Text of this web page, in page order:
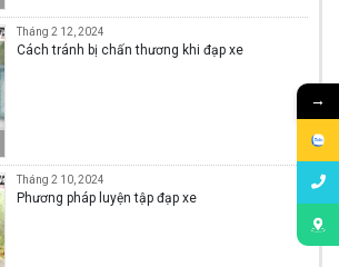
Tháng 2 12, 2024
Cách tránh bị chấn thương khi đạp xe
Tháng 2 10, 2024
Phương pháp luyện tập đạp xe
→